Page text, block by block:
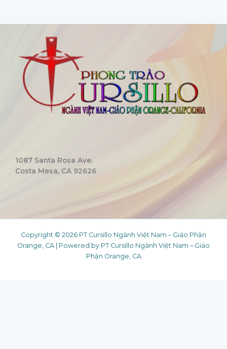
1087 Santa Rosa Ave.
Costa Mesa, CA 92626
Copyright © 2026 PT Cursillo Ngành Việt Nam – Giáo Phận
Orange, CA | Powered by PT Cursillo Ngành Việt Nam – Giáo
Phận Orange, CA